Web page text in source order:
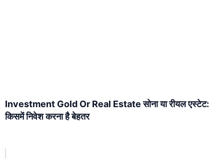
Investment Gold Or Real Estate सोना या रीयल एस्टेट:
किसमें निवेश करना है बेहतर